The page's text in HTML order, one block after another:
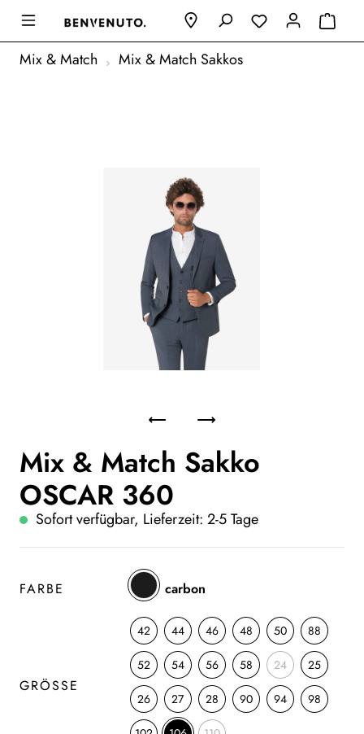
Mix & Match Mix & Match Sakkos
Mix & Match Sakko
OSCAR 360
Sofort verfügbar, Lieferzeit: 2-5 Tage
FARBE carbon
GRÖSSE
42 44 46 48 50 88
52 54 56 58 24 25
26 27 28 90 94 98